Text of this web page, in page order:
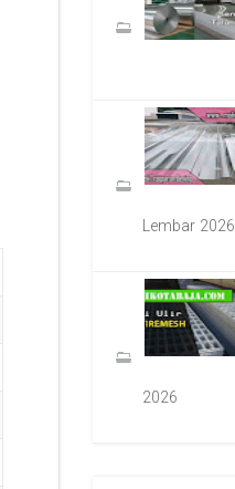
Lembar 2026
2026